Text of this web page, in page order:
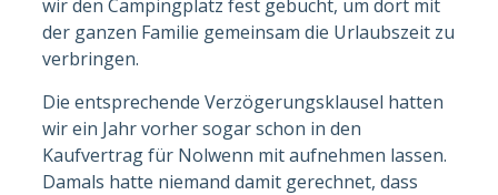
wir den Campingplatz fest gebucht, um dort mit
der ganzen Familie gemeinsam die Urlaubszeit zu
verbringen.
Die entsprechende Verzögerungsklausel hatten
wir ein Jahr vorher sogar schon in den
Kaufvertrag für Nolwenn mit aufnehmen lassen.
Damals hatte niemand damit gerechnet, dass